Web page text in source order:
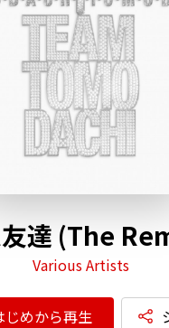
お試し
達 (The
Various Artists
じめから再生